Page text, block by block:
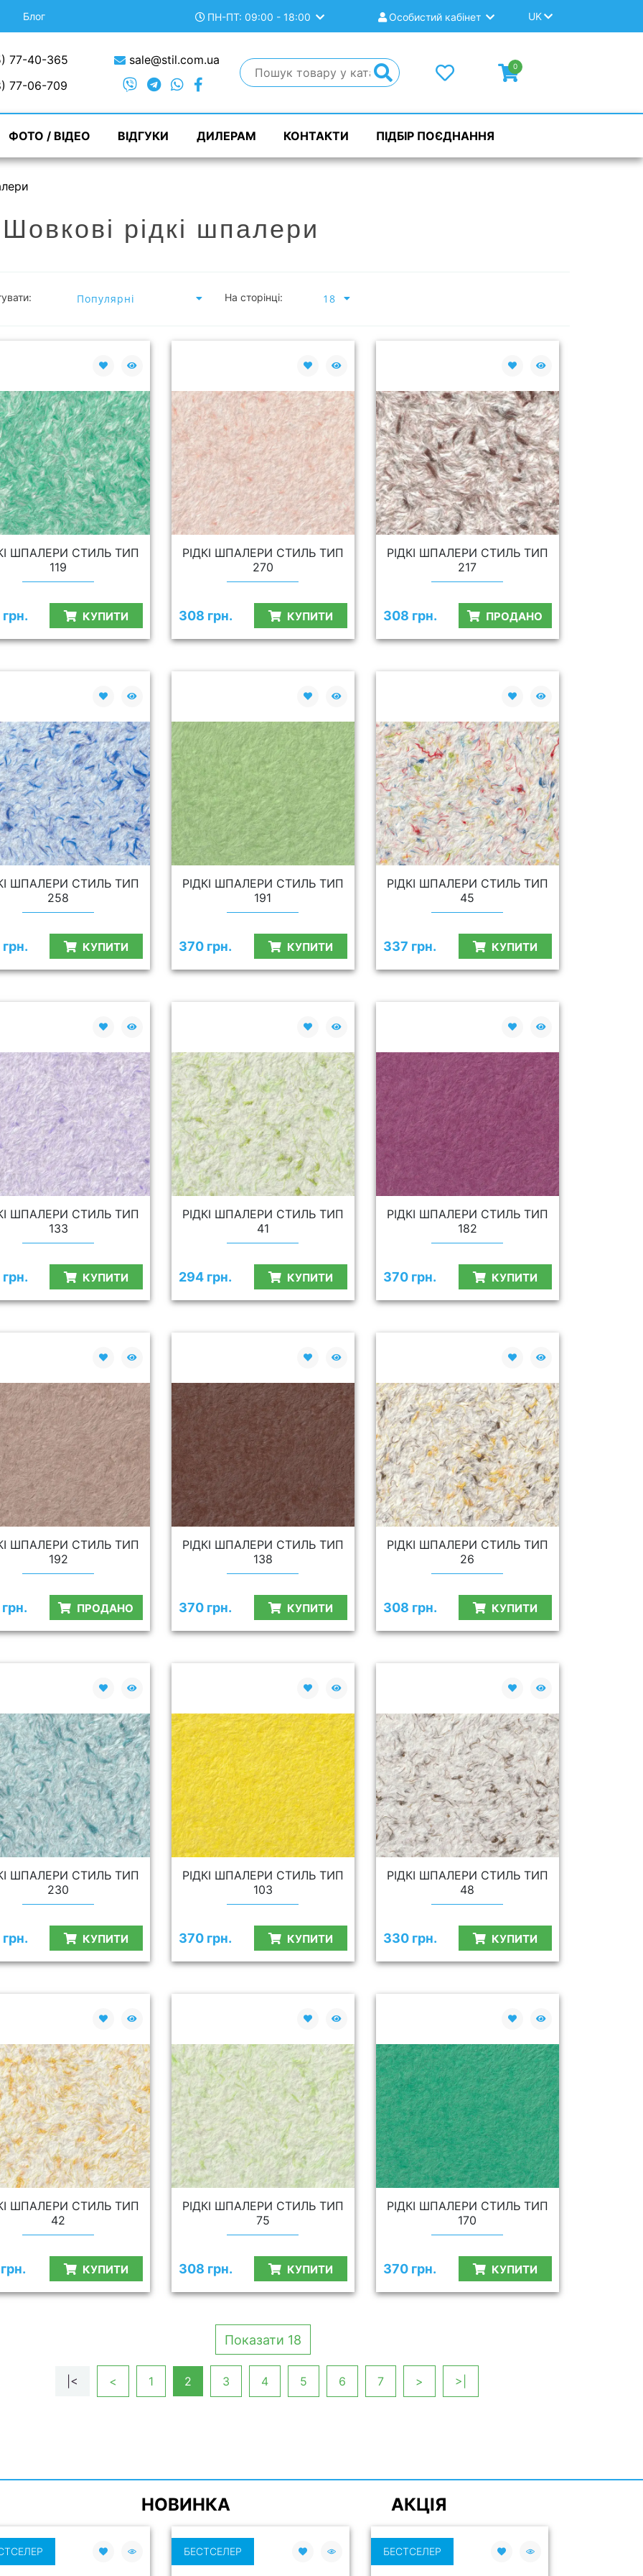
Блог ПН-ПТ: 09:00 - 18:00 Особистий кабінет UK
77-40-365
77-06-709
sale@stil.com.ua 0
ФОТО / ВІДЕО ВІДГУКИ ДИЛЕРАМ КОНТАКТИ ПІДБІР ПОЄДНАННЯ
Шовкові рідкі шпалери
На сторінці:
ШПАЛЕРИ СТИЛЬ ТИП
119
КУПИТИ
РІДКІ ШПАЛЕРИ СТИЛЬ ТИП
270
308 грн. КУПИТИ
РІДКІ ШПАЛЕРИ СТИЛЬ ТИП
217
308 грн. ПРОДАНО
ШПАЛЕРИ СТИЛЬ ТИП
258
КУПИТИ
РІДКІ ШПАЛЕРИ СТИЛЬ ТИП
191
370 грн. КУПИТИ
РІДКІ ШПАЛЕРИ СТИЛЬ ТИП
45
337 грн. КУПИТИ
ШПАЛЕРИ СТИЛЬ ТИП
133
КУПИТИ
РІДКІ ШПАЛЕРИ СТИЛЬ ТИП
41
294 грн. КУПИТИ
РІДКІ ШПАЛЕРИ СТИЛЬ ТИП
182
370 грн. КУПИТИ
ШПАЛЕРИ СТИЛЬ ТИП
192
ПРОДАНО
РІДКІ ШПАЛЕРИ СТИЛЬ ТИП
138
370 грн. КУПИТИ
РІДКІ ШПАЛЕРИ СТИЛЬ ТИП
26
308 грн. КУПИТИ
ШПАЛЕРИ СТИЛЬ ТИП
230
КУПИТИ
РІДКІ ШПАЛЕРИ СТИЛЬ ТИП
103
370 грн. КУПИТИ
РІДКІ ШПАЛЕРИ СТИЛЬ ТИП
48
330 грн. КУПИТИ
ШПАЛЕРИ СТИЛЬ ТИП
42
КУПИТИ
РІДКІ ШПАЛЕРИ СТИЛЬ ТИП
75
308 грн. КУПИТИ
РІДКІ ШПАЛЕРИ СТИЛЬ ТИП
170
370 грн. КУПИТИ
Показати 18
|< < 1 2 3 4 5 6 7 > >|
НОВИНКА АКЦІЯ
БЕСТСЕЛЕР БЕСТСЕЛЕР